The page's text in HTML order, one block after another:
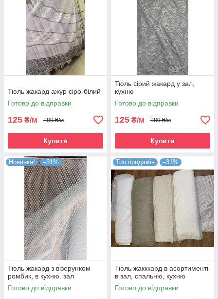
Тюль жакард ажур сіро-білий
Готово до відправки
125 ₴/м 180 ₴/м
Купити
Тюль сірий жакард у зал,
кухню
Готово до відправки
125 ₴/м 180 ₴/м
Купити
Новинка! –31%
Тюль жакард з візерунком
ромбик, в кухню. зал
Готово до відправки
Топ продажів –31%
Тюль жакккард в асортименті
в зал, спальню, кухню
Готово до відправки